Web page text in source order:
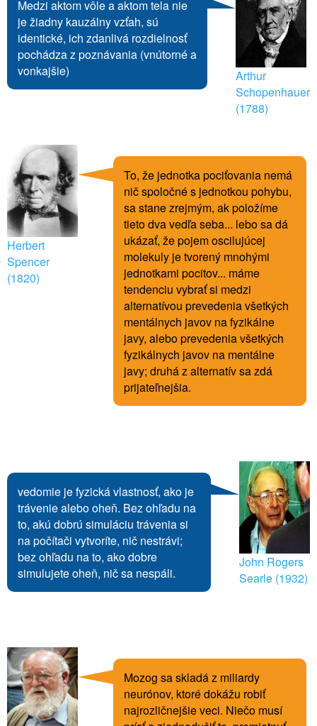
Medzi aktom vôle a aktom tela nie
je žiadny kauzálny vzťah, sú
identické, ich zdanlivá rozdielnosť
pochádza z poznávania (vnútorné a
vonkajšie)
Arthur
Schopenhauer
(1788)
Herbert
Spencer
(1820)
To, že jednotka pociťovania nemá
nič spoločné s jednotkou pohybu,
sa stane zrejmým, ak položíme
tieto dva vedľa seba... lebo sa dá
ukázať, že pojem oscilujúcej
molekuly je tvorený mnohými
jednotkami pocitov... máme
tendenciu vybrať si medzi
alternatívou prevedenia všetkých
mentálnych javov na fyzikálne
javy, alebo prevedenia všetkých
fyzikálnych javov na mentálne
javy; druhá z alternatív sa zdá
prijateľnejšia.
vedomie je fyzická vlastnosť, ako je
trávenie alebo oheň. Bez ohľadu na
to, akú dobrú simuláciu trávenia si
na počítači vytvoríte, nič nestrávi;
bez ohľadu na to, ako dobre
simulujete oheň, nič sa nespáli.
John Rogers
Searle (1932)
Mozog sa skladá z miliardy
neurónov, ktoré dokážu robiť
najrozličnejšie veci. Niečo musí